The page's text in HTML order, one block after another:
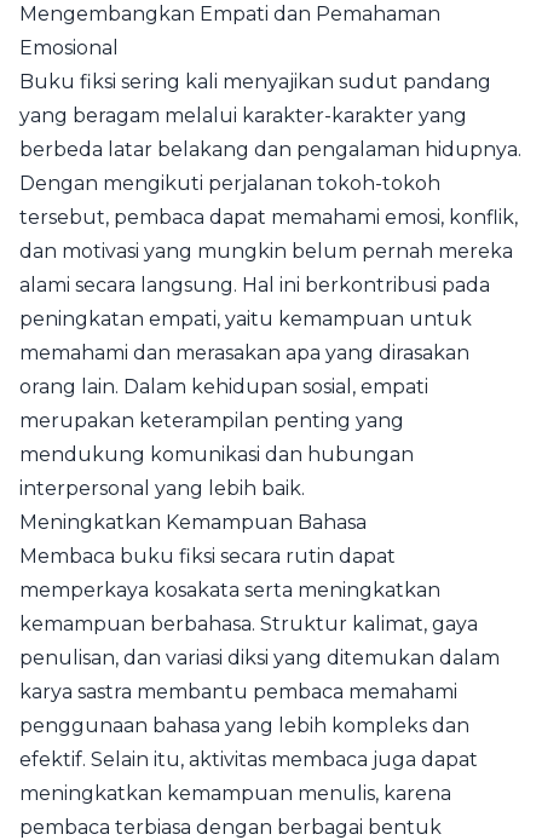
Mengembangkan Empati dan Pemahaman
Emosional
Buku fiksi sering kali menyajikan sudut pandang
yang beragam melalui karakter-karakter yang
berbeda latar belakang dan pengalaman hidupnya.
Dengan mengikuti perjalanan tokoh-tokoh
tersebut, pembaca dapat memahami emosi, konflik,
dan motivasi yang mungkin belum pernah mereka
alami secara langsung. Hal ini berkontribusi pada
peningkatan empati, yaitu kemampuan untuk
memahami dan merasakan apa yang dirasakan
orang lain. Dalam kehidupan sosial, empati
merupakan keterampilan penting yang
mendukung komunikasi dan hubungan
interpersonal yang lebih baik.
Meningkatkan Kemampuan Bahasa
Membaca buku fiksi secara rutin dapat
memperkaya kosakata serta meningkatkan
kemampuan berbahasa. Struktur kalimat, gaya
penulisan, dan variasi diksi yang ditemukan dalam
karya sastra membantu pembaca memahami
penggunaan bahasa yang lebih kompleks dan
efektif. Selain itu, aktivitas membaca juga dapat
meningkatkan kemampuan menulis, karena
pembaca terbiasa dengan berbagai bentuk